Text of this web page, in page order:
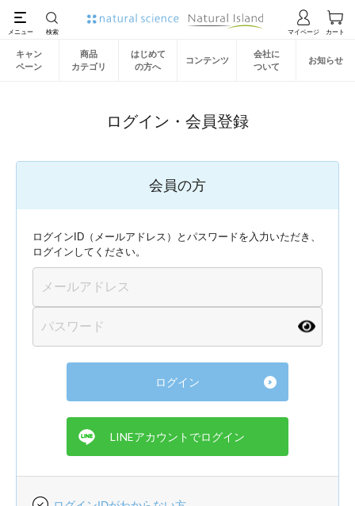
キャン
ペーン
商品
カテゴリ
はじめて
の方へ
コンテンツ
会社に
ついて
お知らせ
ログイン・会員登録
会員の方
ログインID（メールアドレス）とパスワードを入力いただき、
ログインしてください。